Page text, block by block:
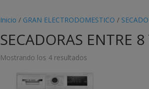
Inicio / GRAN ELECTRODOMESTICO /
SECADORAS ENTRE
Mostrando los 4 resultados